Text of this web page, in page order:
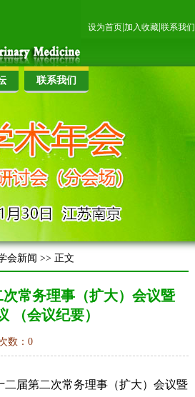
设为首页 加入收藏 联系我们
联系我们
会新闻 >> 正文
常务理事（扩大）会议暨
（会议纪要）
数：0
届第二次常务理事（扩大）会议暨